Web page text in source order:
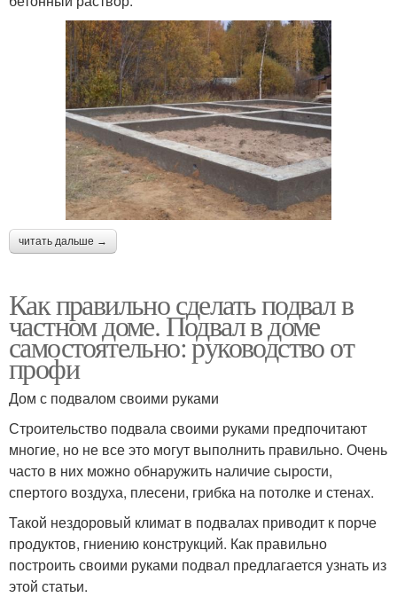
читать дальше →
Как правильно сделать подвал в
частном доме. Подвал в доме
самостоятельно: руководство от
профи
Дом с подвалом своими руками
Строительство подвала своими руками предпочитают
многие, но не все это могут выполнить правильно. Очень
часто в них можно обнаружить наличие сырости,
спертого воздуха, плесени, грибка на потолке и стенах.
Такой нездоровый климат в подвалах приводит к порче
продуктов, гниению конструкций. Как правильно
построить своими руками подвал предлагается узнать из
этой статьи.